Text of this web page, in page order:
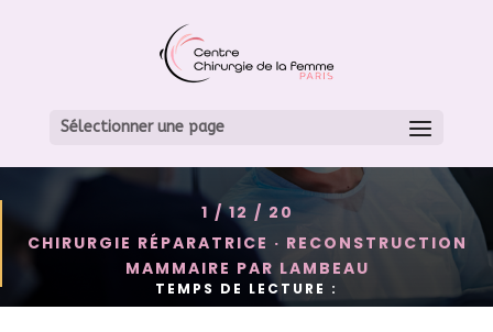
Sélectionner une page
LA RECONSTRUCTION
1 / 12 / 20
CHIRURGIE RÉPARATRICE · RECONSTRUCTION
MAMMAIRE PAR LAMBEAU
TEMPS DE LECTURE :